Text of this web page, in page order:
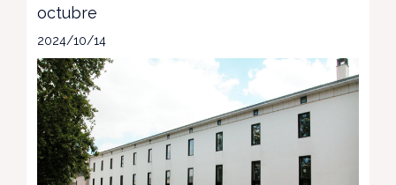
octubre
2024/10/14